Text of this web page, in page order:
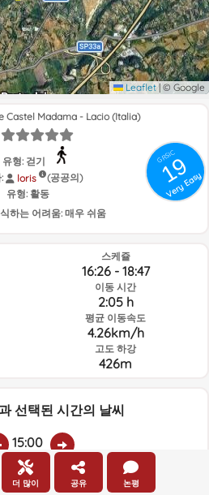
Leaflet | © Google
GRSIC
19
Very Easy
Castel Madama - Lacio (Italia)
유형: 걷기
loris
(공공의)
유형: 활동
하는 어려움: 매우 쉬움
스케쥴
16:26 - 18:47
이동 시간
2:05 h
평균 이동속도
4.26km/h
고도 하강
426m
선택된 시간의 날씨
15:00
도: 풍속: 풍향:
더 많이 공유 논평